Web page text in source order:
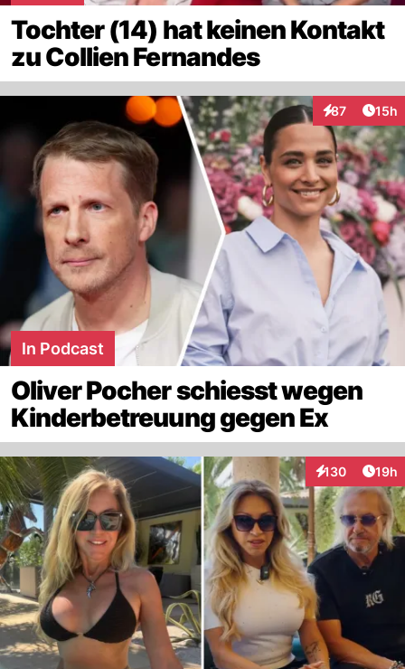
Tochter (14) hat keinen Kontakt
zu Collien Fernandes
87
Interaktionen
15h
In Podcast
Oliver Pocher schiesst wegen
Kinderbetreuung gegen Ex
130
Interaktionen
19h